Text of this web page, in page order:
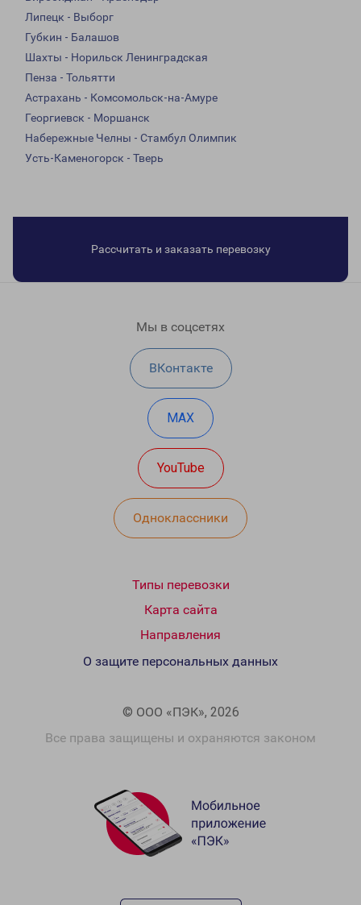
Липецк - Выборг
Губкин - Балашов
Шахты - Норильск Ленинградская
Пенза - Тольятти
Астрахань - Комсомольск-на-Амуре
Георгиевск - Моршанск
Набережные Челны - Стамбул Олимпик
Усть-Каменогорск - Тверь
Рассчитать и заказать перевозку
Мы в соцсетях
ВКонтакте
MAX
YouTube
Одноклассники
Типы перевозки
Карта сайта
Направления
© ООО «ПЭК», 2026
Все права защищены и охраняются законом
О защите персональных данных